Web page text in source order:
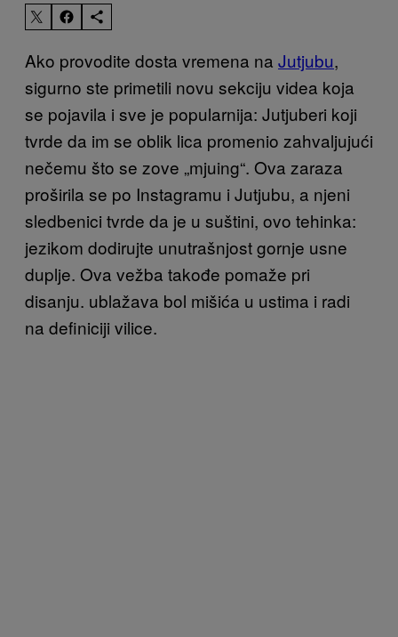
Ako provodite dosta vremena na Jutjubu,
sigurno ste primetili novu sekciju videa koja
se pojavila i sve je popularnija: Jutjuberi koji
tvrde da im se oblik lica promenio zahvaljujući
nečemu što se zove „mjuing“. Ova zaraza
proširila se po Instagramu i Jutjubu, a njeni
sledbenici tvrde da je u suštini, ovo tehinka:
jezikom dodirujte unutrašnjost gornje usne
duplje. Ova vežba takođe pomaže pri
disanju. ublažava bol mišića u ustima i radi
na definiciji vilice.